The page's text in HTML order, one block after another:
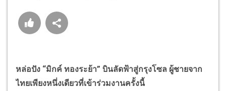
หล่อปัง “มิกค์ ทองระย้า” บินลัดฟ้าสู่กรุงโซล ผู้ชายจาก
ไทยเพียงหนึ่งเดียวที่เข้าร่วมงานครั้งนี้